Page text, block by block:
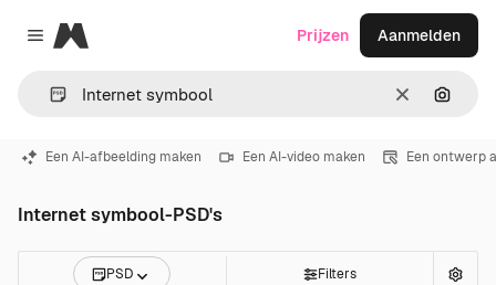
Close menu
Magnific
Wissen
Prijzen Aanmelden
Een AI-afbeelding maken Een AI-video maken Een ontwerp
Internet symbool-PSD's
PSD Filters